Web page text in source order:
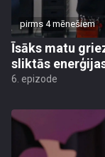
pirms 4 mēnešiem
Īsāks matu
sliktās
6. epizode